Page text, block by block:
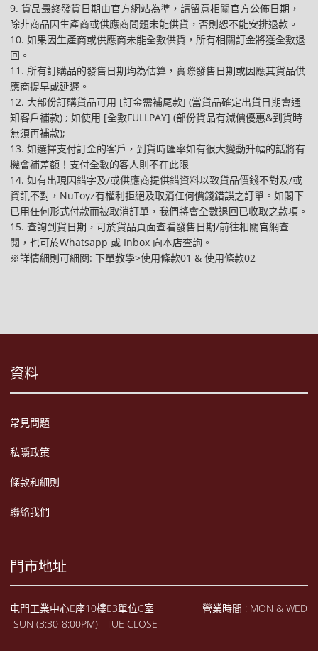
9. 貨品最終發貨日期由官方網站為準，請留意相關官方公佈日期，
除非商品因生產商或供應商問題未能供貨，否則恕不能安排退款。
10. 如果因生產商或供應商未能全數供貨，所有相關訂金將獲全數退
回。
11. 所有訂購品的發售日期均為估算，實際發售日期或因應其貨品供
應商提早或延遲。
12. 大部份訂購貨品可用 [訂金需補尾款] (當貨品確定出貨日期會通
知客戶補款) ; 如使用 [全數FULLPAY] (部份貨品有減價優惠&到貨時
無須再補款);
13. 如選擇支付訂金的客戶，到貨時匯率如有很大變動升幅的話將有
機會補差額！支付全數的客人則不在此限
14. 如有出現因錯字及/或供應商提供錯資料以致貨品價錢不對及/或
資訊不對，NuToyz有權利拒絕及取消任何價錢錯誤之訂單。如閣下
已用任何形式付款而被取消訂單，我們將會全數退回已收取之款項。
15. 查詢到貨日期，可於貨品頁面查看發售日期/前往相關官網查
閱，也可於Whatsapp 或 Inbox 向本店查詢。
※詳情細則可細閱: 下單教學>使用條款01 & 使用條款02
──────────────────────
資料
常見問題
私隱政策
條款和細則
聯絡我們
門市地址
屯門工業中心E座10樓E3單位C室 營業時間 : MON & WED
-SUN (3:30-8:00PM) TUE CLOSE